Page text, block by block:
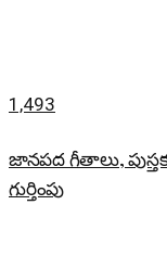
1,493
జానపద గీతాలు,
గుర్తింపు